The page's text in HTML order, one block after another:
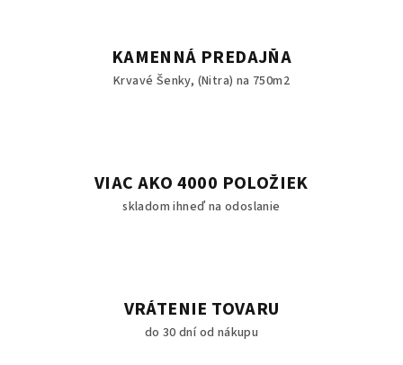
KAMENNÁ PREDAJŇA
Krvavé Šenky, (Nitra) na 750m2
VIAC AKO 4000 POLOŽIEK
skladom ihneď na odoslanie
VRÁTENIE TOVARU
do 30 dní od nákupu